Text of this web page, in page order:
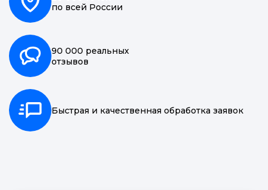
по всей России
90 000 реальных
отзывов
Быстрая и качественная обработка заявок